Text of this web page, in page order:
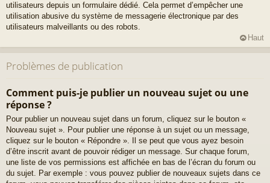
utilisateurs depuis un formulaire dédié. Cela permet d’empêcher une
utilisation abusive du système de messagerie électronique par des
utilisateurs malveillants ou des robots.
Haut
Problèmes de publication
Comment puis-je publier un nouveau sujet ou une
réponse ?
Pour publier un nouveau sujet dans un forum, cliquez sur le bouton «
Nouveau sujet ». Pour publier une réponse à un sujet ou un message,
cliquez sur le bouton « Répondre ». Il se peut que vous ayez besoin
d’être inscrit avant de pouvoir rédiger un message. Sur chaque forum,
une liste de vos permissions est affichée en bas de l’écran du forum ou
du sujet. Par exemple : vous pouvez publier de nouveaux sujets dans ce